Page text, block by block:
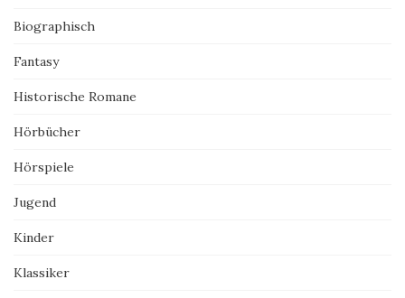
Biographisch
Fantasy
Historische Romane
Hörbücher
Hörspiele
Jugend
Kinder
Klassiker